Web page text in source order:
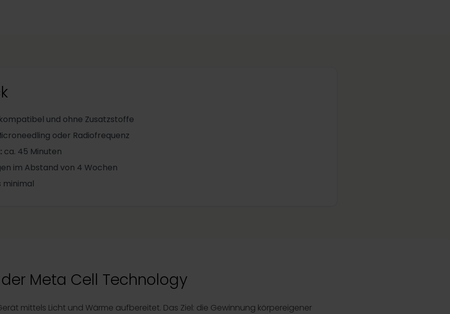
und ohne Zusatzstoffe
oder Radiofrequenz
: ca. 45 Minuten
im Abstand von 4 Wochen
minimal
Meta Cell Technology
mittels Licht und Wärme aufbereitet. Das Ziel: die Gewinnung körpereigener